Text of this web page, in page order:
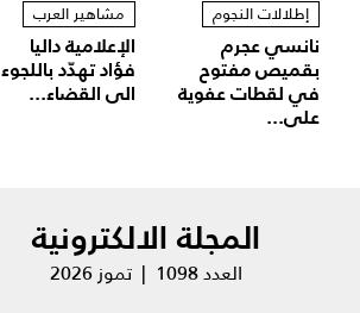
إطلالات النجوم
نانسي عجرم
بقميص مفتوح
في لقطات عفوية
على...
مشاهير العرب
الإعلامية داليا
فؤاد تهدّد باللجوء
الى القضاء...
المجلة الالكترونية
العدد 1098 | تموز 2026